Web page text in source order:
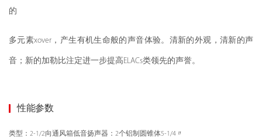
的
多元素xover，产生有机生命般的声音体验。清新的外观，清新的声
音；新的加勒比注定进一步提高ELACs类领先的声誉。
性能参数
类型：2-1/2向通风箱低音扬声器：2个铝制圆锥体5-1/4〃